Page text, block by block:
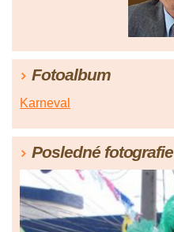
Fotoalbum
Karneval
Posledné fotografie